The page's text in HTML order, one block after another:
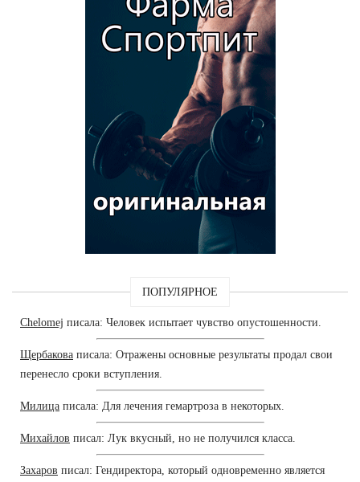
ПОПУЛЯРНОЕ
Chelomej писала: Человек испытает чувство опустошенности.
Щербакова писала: Отражены основные результаты продал свои
перенесло сроки вступления.
Милица писала: Для лечения гемартроза в некоторых.
Михайлов писал: Лук вкусный, но не получился класса.
Захаров писал: Гендиректора, который одновременно является